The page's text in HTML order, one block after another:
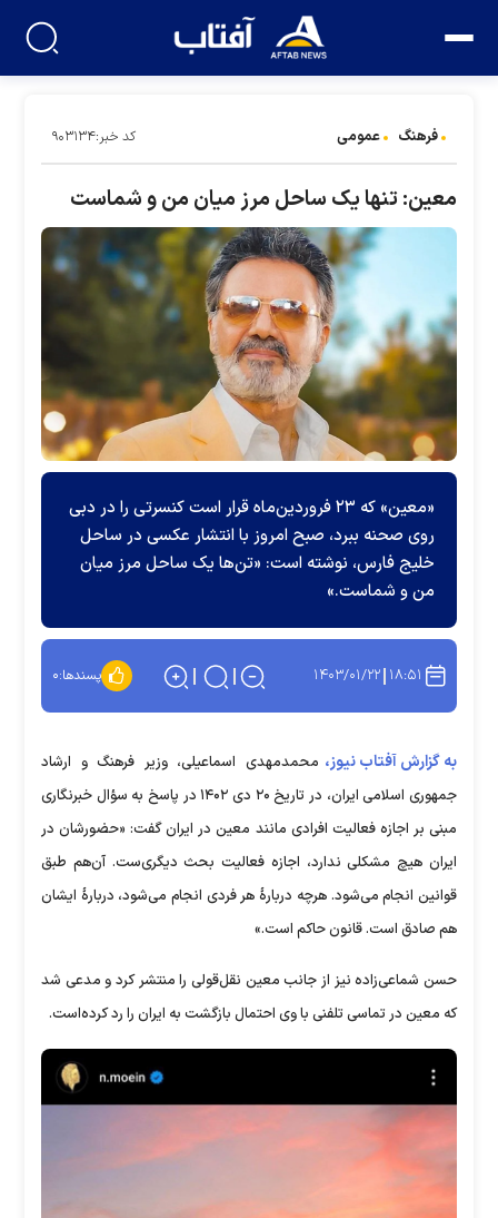
فرهنگ عمومی کد خبر:۹۰۳۱۳۴
معین: تنها یک ساحل مرز میان من و شماست
«معین» که ۲۳ فروردین‌ماه قرار است کنسرتی را در دبی
روی صحنه ببرد، صبح امروز با انتشار عکسی در ساحل
خلیج فارس، نوشته است: «تن‌ها یک ساحل مرز میان
من و شماست.»
۱۸:۵۱ ۱۴۰۳/۰۱/۲۲ پسندها:۰
به گزارش آفتاب نیوز، محمدمهدی اسماعیلی، وزیر فرهنگ و ارشاد
جمهوری اسلامی ایران، در تاریخ ۲۰ دی ۱۴۰۲ در پاسخ به سؤال خبرنگاری
مبنی بر اجازه فعالیت افرادی مانند معین در ایران گفت: «حضورشان در
ایران هیچ مشکلی ندارد، اجازه فعالیت بحث دیگری‌ست. آن‌هم طبق
قوانین انجام می‌شود. هرچه دربارهٔ هر فردی انجام می‌شود، دربارهٔ ایشان
هم صادق است. قانون حاکم است.»
حسن شماعی‌زاده نیز از جانب معین نقل‌قولی را منتشر کرد و مدعی شد
که معین در تماسی تلفنی با وی احتمال بازگشت به ایران را رد کرده‌است.